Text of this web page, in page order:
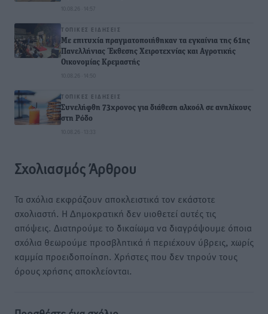
10.08.26 · 14:57
ΤΟΠΙΚΈΣ ΕΙΔΉΣΕΙΣ
Με επιτυχία πραγματοποιήθηκαν τα εγκαίνια της 61ης
Πανελλήνιας Έκθεσης Χειροτεχνίας και Αγροτικής
Οικονομίας Κρεμαστής
10.08.26 · 14:50
ΤΟΠΙΚΈΣ ΕΙΔΉΣΕΙΣ
Συνελήφθη 73χρονος για διάθεση αλκοόλ σε ανηλίκους
στη Ρόδο
10.08.26 · 13:33
Σχολιασμός Άρθρου
Τα σχόλια εκφράζουν αποκλειστικά τον εκάστοτε
σχολιαστή. Η Δημοκρατική δεν υιοθετεί αυτές τις
απόψεις. Διατηρούμε το δικαίωμα να διαγράψουμε όποια
σχόλια θεωρούμε προσβλητικά ή περιέχουν ύβρεις, χωρίς
καμμία προειδοποίηση. Χρήστες που δεν τηρούν τους
όρους χρήσης αποκλείονται.